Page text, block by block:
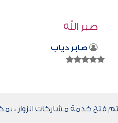
قراءة صوتية لكتاب
محمد العريفي
تم فتح خدمة مشاركات الزوار ،